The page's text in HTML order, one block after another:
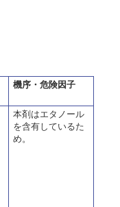
機序・危険因子
本剤はエタノール
を含有しているた
め。